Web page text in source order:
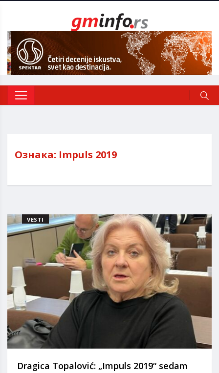
Ознака: Impuls 2019
VESTI
Dragica Topalović: „Impuls 2019“ sedam